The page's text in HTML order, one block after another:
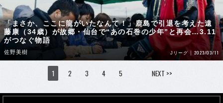
「まさか、ここに龍がいたなんて！」鹿島で引退を考えた遠
藤康（34歳）が故郷・仙台で“あの石巻の少年”と再会…3.11
がつなぐ物語
佐野美樹 Jリーグ 2023/03/11
1 2 3 4 5 NEXT >>